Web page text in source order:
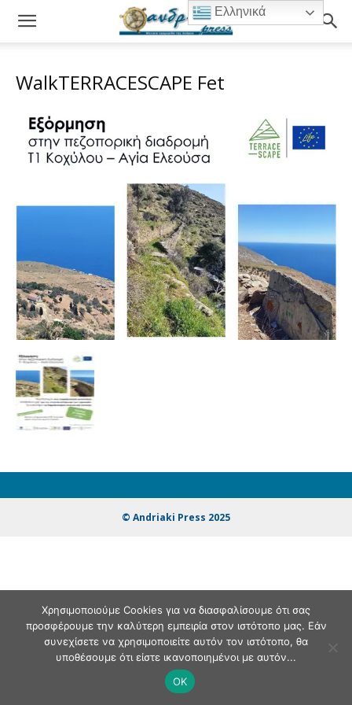
WalkTERRACESCAPE Fet
© Andriaki Press 2025
Ελληνικά
Χρησιμοποιούμε Cookies για να διασφαλίσουμε ότι σας
προσφέρουμε την καλύτερη εμπειρία στον ιστότοπο μας. Εάν
συνεχίσετε να χρησιμοποιείτε αυτόν τον ιστότοπο, θα
υποθέσουμε ότι είστε ικανοποιημένοι με αυτόν...
OK